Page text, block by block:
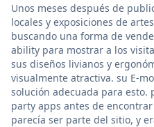
Unos meses después de
locales y exposiciones de
buscando una forma de
ability para mostrar a los
sus diseños livianos y
visualmente atractiva. su E-
solución adecuada para
party apps antes de
parecía ser parte del sitio, y